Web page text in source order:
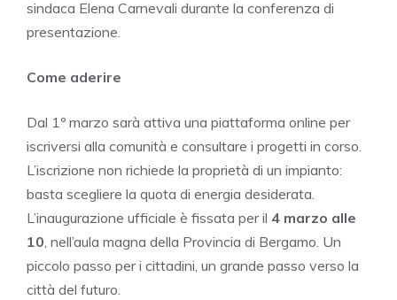
sindaca Elena Carnevali durante la conferenza di
presentazione.
Come aderire
Dal 1º marzo sarà attiva una piattaforma online per
iscriversi alla comunità e consultare i progetti in corso.
L’iscrizione non richiede la proprietà di un impianto:
basta scegliere la quota di energia desiderata.
L’inaugurazione ufficiale è fissata per il 4 marzo alle
10, nell’aula magna della Provincia di Bergamo. Un
piccolo passo per i cittadini, un grande passo verso la
città del futuro.